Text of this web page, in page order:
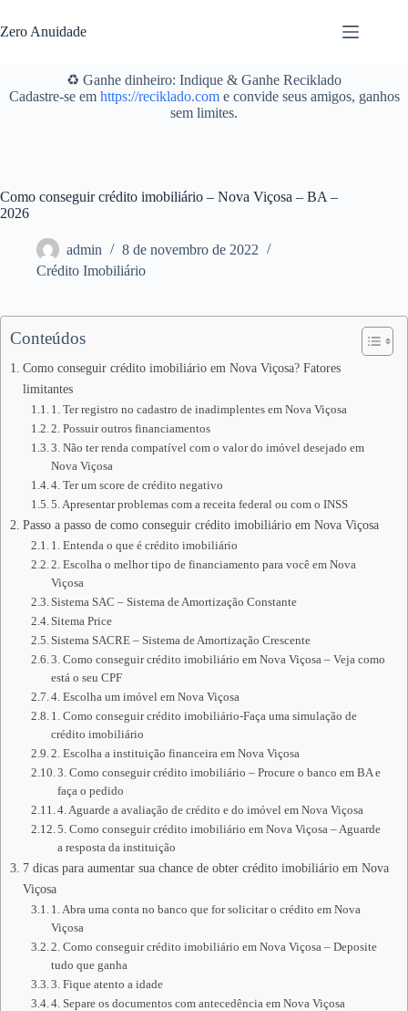
para
o
Zero Anuidade
♻️ Ganhe dinheiro: Indique & Ganhe Reciklado
Cadastre-se em https://reciklado.come convide seus amigos, ganhos
sem limites.
Como conseguir crédito imobiliário – Nova Viçosa – BA –
2026
admin
8 de novembro de 2022
Crédito Imobiliário
Conteúdos
Como conseguir crédito imobiliário em Nova Viçosa? Fatores
limitantes
1. Ter registro no cadastro de inadimplentes em Nova Viçosa
2. Possuir outros financiamentos
3. Não ter renda compatível com o valor do imóvel desejado em
Nova Viçosa
4. Ter um score de crédito negativo
5. Apresentar problemas com a receita federal ou com o INSS
Passo a passo de como conseguir crédito imobiliário em Nova Viçosa
1. Entenda o que é crédito imobiliário
2. Escolha o melhor tipo de financiamento para você em Nova
Viçosa
Sistema SAC – Sistema de Amortização Constante
Sitema Price
Sistema SACRE – Sistema de Amortização Crescente
3. Como conseguir crédito imobiliário em Nova Viçosa – Veja como
está o seu CPF
4. Escolha um imóvel em Nova Viçosa
1. Como conseguir crédito imobiliário-Faça uma simulação de
crédito imobiliário
2. Escolha a instituição financeira em Nova Viçosa
3. Como conseguir crédito imobiliário – Procure o banco em BA e
faça o pedido
4. Aguarde a avaliação de crédito e do imóvel em Nova Viçosa
5. Como conseguir crédito imobiliário em Nova Viçosa – Aguarde
a resposta da instituição
7 dicas para aumentar sua chance de obter crédito imobiliário em Nova
Viçosa
1. Abra uma conta no banco que for solicitar o crédito em Nova
Viçosa
2. Como conseguir crédito imobiliário em Nova Viçosa – Deposite
tudo que ganha
3. Fique atento a idade
4. Separe os documentos com antecedência em Nova Viçosa